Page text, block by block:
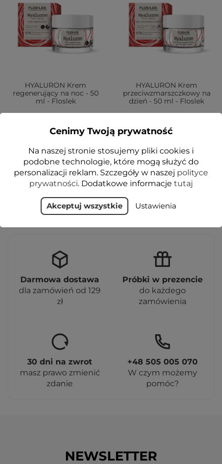
HYALURON Krem
regenerujący na noc - 50
ml - Floslek
Dodaj do koszyka
HYALURON Krem
przeciwzmarszczkowy na
dzień - 50 ml - Floslek
Pokazano 1-4 z 4 pozycji
Darmowa dostawa
dla zamówień od 129
zł
Próbki w prezencie
do każdego
zamówienia
30 dni na zwrot
masz prawo zmienić
zdanie
+48 505 005 070
W czym możemy
pomóc?
NEWSLETTER
Cenimy Twoją prywatność
Na naszej stronie stosujemy pliki cookies i
podobne technologie, które mogą służyć do
personalizacji reklam. Szczegóły w naszej polityce
prywatności. Dodatkowe informacje tutaj
Akceptuj wszystkie Ustawienia